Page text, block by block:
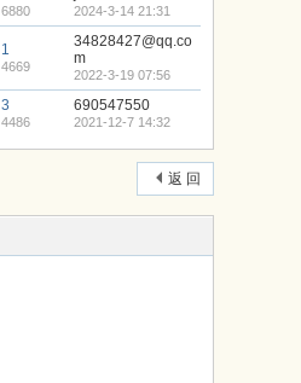
6880 2024-3-14 21:31
1
4669
34828427@qq.co
m
2022-3-19 07:56
3
4486
690547550
2021-12-7 14:32
返 回